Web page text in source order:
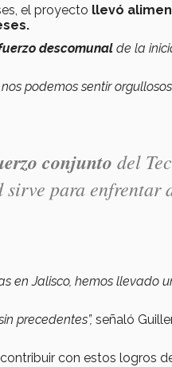
el proyecto llevó
descomunal de la
podemos sentir
conjunto del
sirve para enfrentar
en Jalisco, hemos llevado
precedentes”, señaló
contribuir con estos logros